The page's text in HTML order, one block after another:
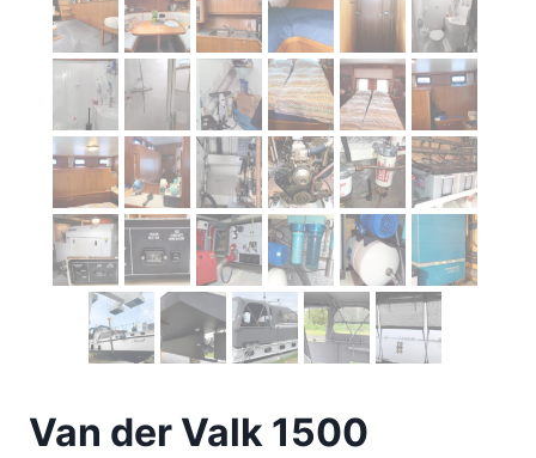
Van der Valk 1500